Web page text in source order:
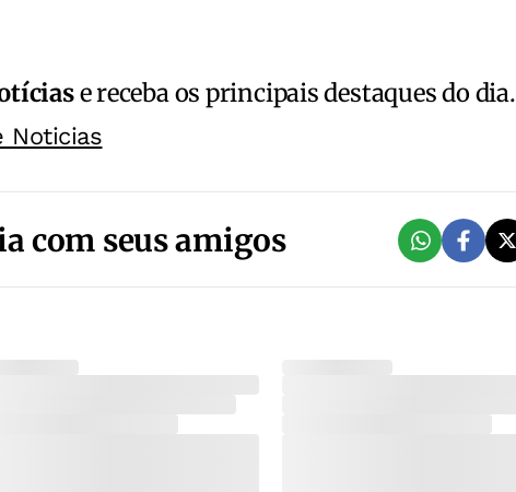
e receba os principais destaques do dia.
Noticias
com seus amigos